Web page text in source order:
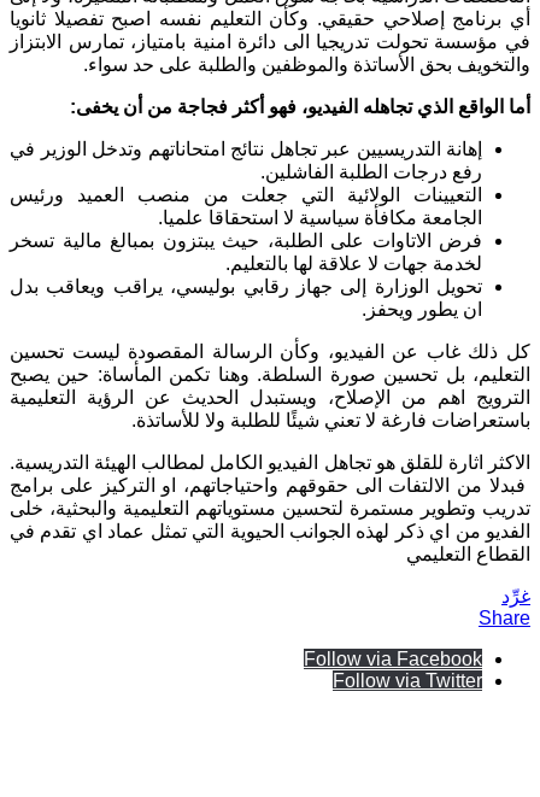
أي برنامج إصلاحي حقيقي. وكأن التعليم نفسه اصبح تفصيلا ثانويا
في مؤسسة تحولت تدريجيا الى دائرة امنية بامتياز، تمارس الابتزاز
والتخويف بحق الأساتذة والموظفين والطلبة على حد سواء.
أما الواقع الذي تجاهله الفيديو، فهو أكثر فجاجة من أن يخفى:
إهانة التدريسيين عبر تجاهل نتائج امتحاناتهم وتدخل الوزير في
رفع درجات الطلبة الفاشلين.
التعيينات الولائية التي جعلت من منصب العميد ورئيس
الجامعة مكافأة سياسية لا استحقاقا علميا.
فرض الاتاوات على الطلبة، حيث يبتزون بمبالغ مالية تسخر
لخدمة جهات لا علاقة لها بالتعليم.
تحويل الوزارة إلى جهاز رقابي بوليسي، يراقب ويعاقب بدل
ان يطور ويحفز.
كل ذلك غاب عن الفيديو، وكأن الرسالة المقصودة ليست تحسين
التعليم، بل تحسين صورة السلطة. وهنا تكمن المأساة: حين يصبح
الترويج اهم من الإصلاح، ويستبدل الحديث عن الرؤية التعليمية
باستعراضات فارغة لا تعني شيئًا للطلبة ولا للأساتذة.
الاكثر اثارة للقلق هو تجاهل الفيديو الكامل لمطالب الهيئة التدريسية.
فبدلا من الالتفات الى حقوقهم واحتياجاتهم، او التركيز على برامج
تدريب وتطوير مستمرة لتحسين مستوياتهم التعليمية والبحثية، خلى
الفديو من اي ذكر لهذه الجوانب الحيوية التي تمثل عماد اي تقدم في
القطاع التعليمي
غرِّد
Share
Follow via Facebook
Follow via Twitter